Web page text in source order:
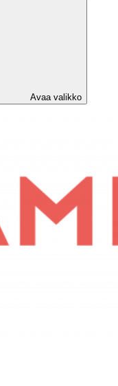
Avaa valikko